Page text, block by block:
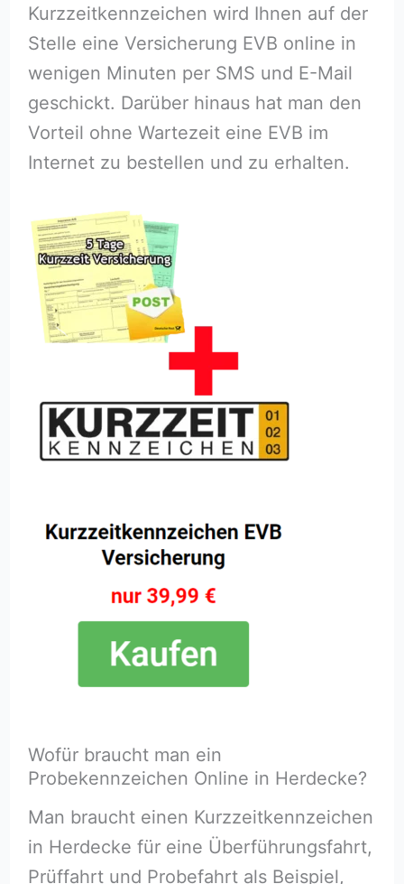
Kurzzeitkennzeichen wird Ihnen auf der
Stelle eine Versicherung EVB online in
wenigen Minuten per SMS und E-Mail
geschickt. Darüber hinaus hat man den
Vorteil ohne Wartezeit eine EVB im
Internet zu bestellen und zu erhalten.
Wofür braucht man ein
Probekennzeichen Online in Herdecke?
Man braucht einen Kurzzeitkennzeichen
in Herdecke für eine Überführungsfahrt,
Prüffahrt und Probefahrt als Beispiel,